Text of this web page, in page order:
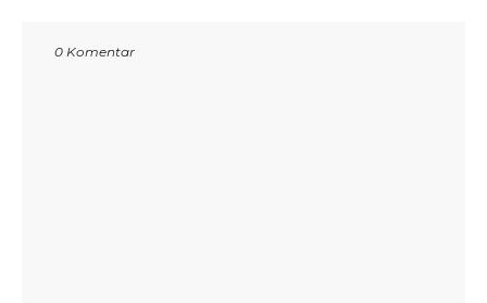
0 Komentar